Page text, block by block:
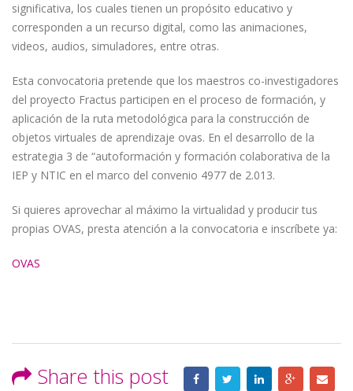
significativa, los cuales tienen un propósito educativo y
corresponden a un recurso digital, como las animaciones,
videos, audios, simuladores, entre otras.
Esta convocatoria pretende que los maestros co-investigadores
del proyecto Fractus participen en el proceso de formación, y
aplicación de la ruta metodológica para la construcción de
objetos virtuales de aprendizaje ovas. En el desarrollo de la
estrategia 3 de “autoformación y formación colaborativa de la
IEP y NTIC en el marco del convenio 4977 de 2.013.
Si quieres aprovechar al máximo la virtualidad y producir tus
propias OVAS, presta atención a la convocatoria e inscríbete ya:
OVAS
Share this post